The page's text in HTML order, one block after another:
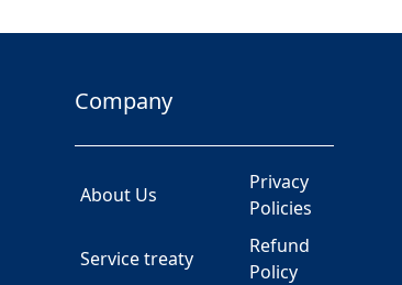
Company
About Us
Privacy
Policies
Service treaty
Refund
Policy